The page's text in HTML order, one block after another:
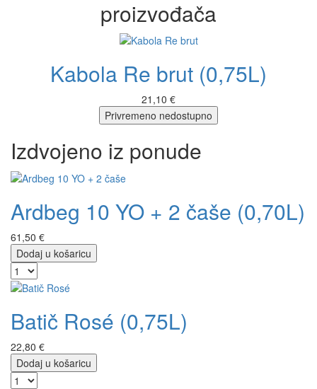
proizvođača
Kabola Re brut (0,75L)
21,10 €
Privremeno nedostupno
Izdvojeno iz ponude
Ardbeg 10 YO + 2 čaše (0,70L)
61,50 €
Dodaj u košaricu
Batič Rosé (0,75L)
22,80 €
Dodaj u košaricu